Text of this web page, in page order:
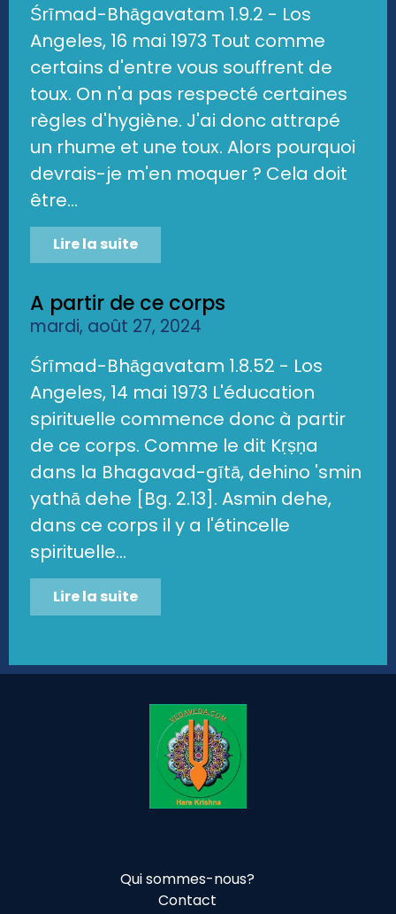
Śrīmad-Bhāgavatam 1.9.2 - Los
Angeles, 16 mai 1973 Tout comme
certains d'entre vous souffrent de
toux. On n'a pas respecté certaines
règles d'hygiène. J'ai donc attrapé
un rhume et une toux. Alors pourquoi
devrais-je m'en moquer ? Cela doit
être...
Lire la suite
A partir de ce corps
mardi, août 27, 2024
Śrīmad-Bhāgavatam 1.8.52 - Los
Angeles, 14 mai 1973 L'éducation
spirituelle commence donc à partir
de ce corps. Comme le dit Kṛṣṇa
dans la Bhagavad-gītā, dehino 'smin
yathā dehe [Bg. 2.13]. Asmin dehe,
dans ce corps il y a l'étincelle
spirituelle...
Lire la suite
Qui sommes-nous?
Contact